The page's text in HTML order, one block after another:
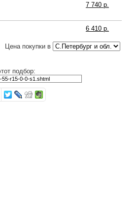
7 740 р.
6 410 р.
Цена покупки в
подбор: